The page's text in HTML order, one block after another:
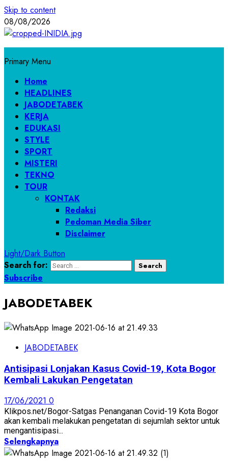
Skip to content
08/08/2026
Primary Menu
Home
HEADLINES
JABODETABEK
KERJA
EDUKASI
STYLE
SPORT
MISTERI
TEKNO
TOUR
KONTAK
Redaksi
Pedoman Media Siber
Disclaimer
Light/Dark Button
Search for:
Subscribe
JABODETABEK
JABODETABEK
Antisipasi Lonjakan Kasus Covid-19, Kota Bogor
Kembali Lakukan Pengetatan
17/06/2021 0
Klikpos.net/Bogor-Satgas Penanganan Covid-19 Kota Bogor
akan kembali melakukan pengetatan di sejumlah sektor untuk
mengantisipasi...
Selengkapnya